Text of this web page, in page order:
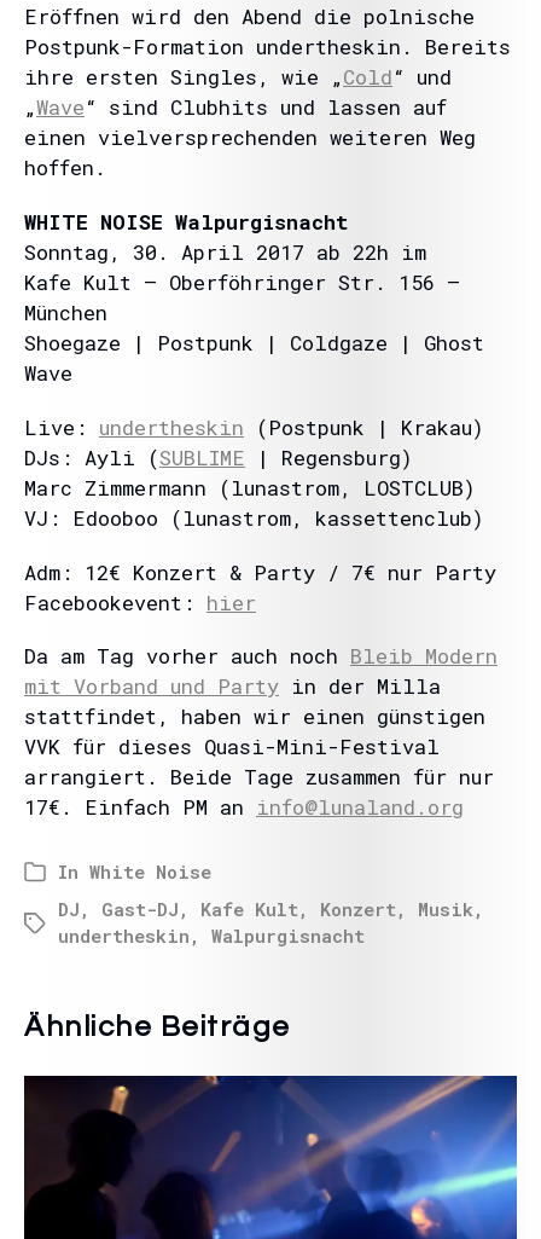
Eröffnen wird den Abend die polnische
Postpunk-Formation undertheskin. Bereits
ihre ersten Singles, wie „Cold“ und
„Wave“ sind Clubhits und lassen auf
einen vielversprechenden weiteren Weg
hoffen.
WHITE NOISE Walpurgisnacht
Sonntag, 30. April 2017 ab 22h im
Kafe Kult – Oberföhringer Str. 156 –
München
Shoegaze | Postpunk | Coldgaze | Ghost
Wave
Live: undertheskin (Postpunk | Krakau)
DJs: Ayli (SUBLIME | Regensburg)
Marc Zimmermann (lunastrom, LOSTCLUB)
VJ: Edooboo (lunastrom, kassettenclub)
Adm: 12€ Konzert & Party / 7€ nur Party
Facebookevent: hier
Da am Tag vorher auch noch Bleib Modern
mit Vorband und Party in der Milla
stattfindet, haben wir einen günstigen
VVK für dieses Quasi-Mini-Festival
arrangiert. Beide Tage zusammen für nur
17€. Einfach PM an info@lunaland.org
In White Noise
DJ , Gast-DJ , Kafe Kult , Konzert , Musik,
undertheskin , Walpurgisnacht
Ähnliche Beiträge